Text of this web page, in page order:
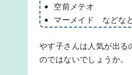
空前メテオ
マーメイド などな
やす子さんは人気が出る
のではないでしょうか。